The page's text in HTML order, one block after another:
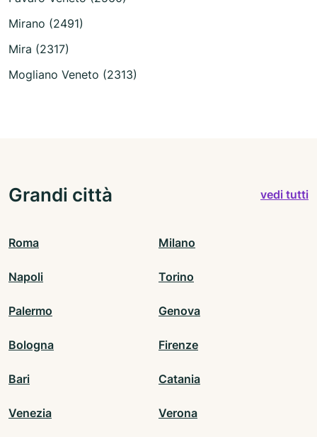
Mirano (2491)
Mira (2317)
Mogliano Veneto (2313)
Grandi città vedi tutti
Roma Milano
Napoli Torino
Palermo Genova
Bologna Firenze
Bari Catania
Venezia Verona